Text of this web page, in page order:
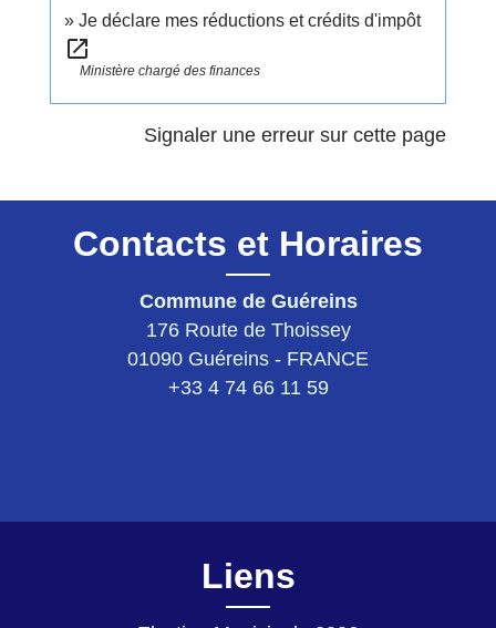
Je déclare mes réductions et crédits d'impôt
open_in_new
Ministère chargé des finances
Signaler une erreur sur cette page
Contacts et Horaires
Commune de Guéreins
176 Route de Thoissey
01090 Guéreins - FRANCE
+33 4 74 66 11 59
Liens